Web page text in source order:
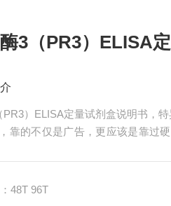
3（PR3）ELISA
PR3）ELISA定量试剂盒说明书，
靠的不仅是广告，更应该是靠过
48T 96T